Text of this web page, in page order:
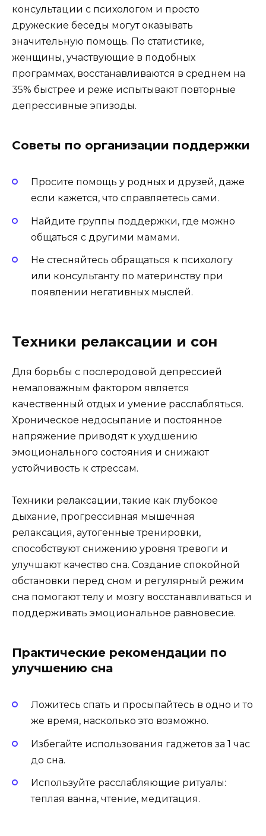
консультации с психологом и просто
дружеские беседы могут оказывать
значительную помощь. По статистике,
женщины, участвующие в подобных
программах, восстанавливаются в среднем на
35% быстрее и реже испытывают повторные
депрессивные эпизоды.
Советы по организации поддержки
Просите помощь у родных и друзей, даже
если кажется, что справляетесь сами.
Найдите группы поддержки, где можно
общаться с другими мамами.
Не стесняйтесь обращаться к психологу
или консультанту по материнству при
появлении негативных мыслей.
Техники релаксации и сон
Для борьбы с послеродовой депрессией
немаловажным фактором является
качественный отдых и умение расслабляться.
Хроническое недосыпание и постоянное
напряжение приводят к ухудшению
эмоционального состояния и снижают
устойчивость к стрессам.
Техники релаксации, такие как глубокое
дыхание, прогрессивная мышечная
релаксация, аутогенные тренировки,
способствуют снижению уровня тревоги и
улучшают качество сна. Создание спокойной
обстановки перед сном и регулярный режим
сна помогают телу и мозгу восстанавливаться и
поддерживать эмоциональное равновесие.
Практические рекомендации по
улучшению сна
Ложитесь спать и просыпайтесь в одно и то
же время, насколько это возможно.
Избегайте использования гаджетов за 1 час
до сна.
Используйте расслабляющие ритуалы:
теплая ванна, чтение, медитация.